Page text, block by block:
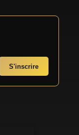
S'inscrire